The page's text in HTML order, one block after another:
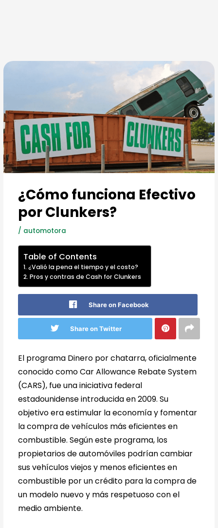
¿Cómo funciona Efectivo
por Clunkers?
/ automotora
Table of Contents
¿Valió la pena el tiempo y el costo?
Pros y contras de Cash for Clunkers
Share on Facebook
Share on Twitter
El programa Dinero por chatarra, oficialmente
conocido como Car Allowance Rebate System
(CARS), fue una iniciativa federal
estadounidense introducida en 2009. Su
objetivo era estimular la economía y fomentar
la compra de vehículos más eficientes en
combustible. Según este programa, los
propietarios de automóviles podrían cambiar
sus vehículos viejos y menos eficientes en
combustible por un crédito para la compra de
un modelo nuevo y más respetuoso con el
medio ambiente.